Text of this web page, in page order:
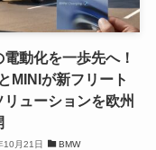
動化を一歩先へ！
MINIが新フリート
リューションを欧州
10月21日
BMW